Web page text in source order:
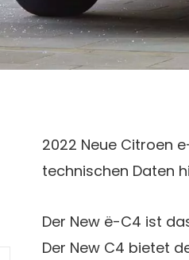
2022 Neue Citroen
technischen Daten
Der New ë-C4 ist
Der New C4 bietet